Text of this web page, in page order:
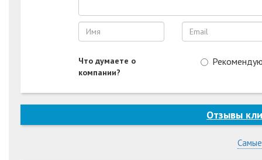
Что думаете о
компании?
Отзывы